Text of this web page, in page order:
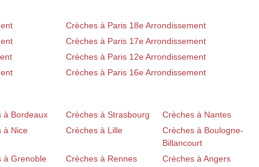
Crèches à Paris 18e Arrondissement
Crèches à Paris 17e Arrondissement
Crèches à Paris 12e Arrondissement
Crèches à Paris 16e Arrondissement
à Bordeaux Crèches à Strasbourg
Crèches à Nantes
à Nice Crèches à Lille
Crèches à Boulogne-
Billancourt
à Grenoble Crèches à Rennes
Crèches à Angers